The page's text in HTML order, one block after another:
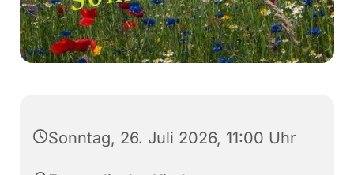
Sonntag, 26. Juli 2026, 11:00 Uhr